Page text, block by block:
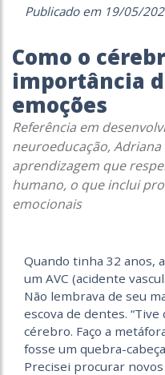
Publicado em 19/05/
Como o
importância
emoções
Referência em
neuroeducação,
aprendizagem que
humano, o que inclui
emocionais
Quando tinha 32 anos,
um AVC (acidente
Não lembrava de seu
escova de dentes.
cérebro. Faço a
fosse um quebra-
Precisei procurar